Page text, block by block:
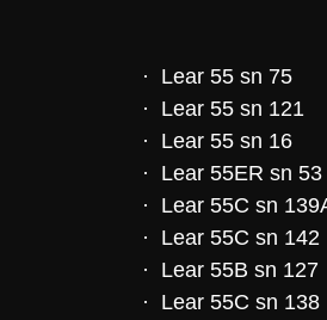
· Lear 55 sn 75
· Lear 55 sn 121
· Lear 55 sn 16
· Lear 55ER sn 53
· Lear 55C sn
· Lear 55C sn 142
· Lear 55B sn 127
· Lear 55C sn 138